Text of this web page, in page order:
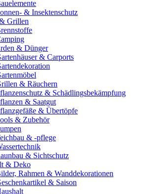
& Insektenschutz
Grillen
& Dünger
& Carports
& Räuchern
& Schädlingsbekämpfung
& Saatgut
& Übertöpfe
& Zubehör
& -pflege
& Sichtschutz
& Deko
Rahmen & Wanddekorationen
& Saison